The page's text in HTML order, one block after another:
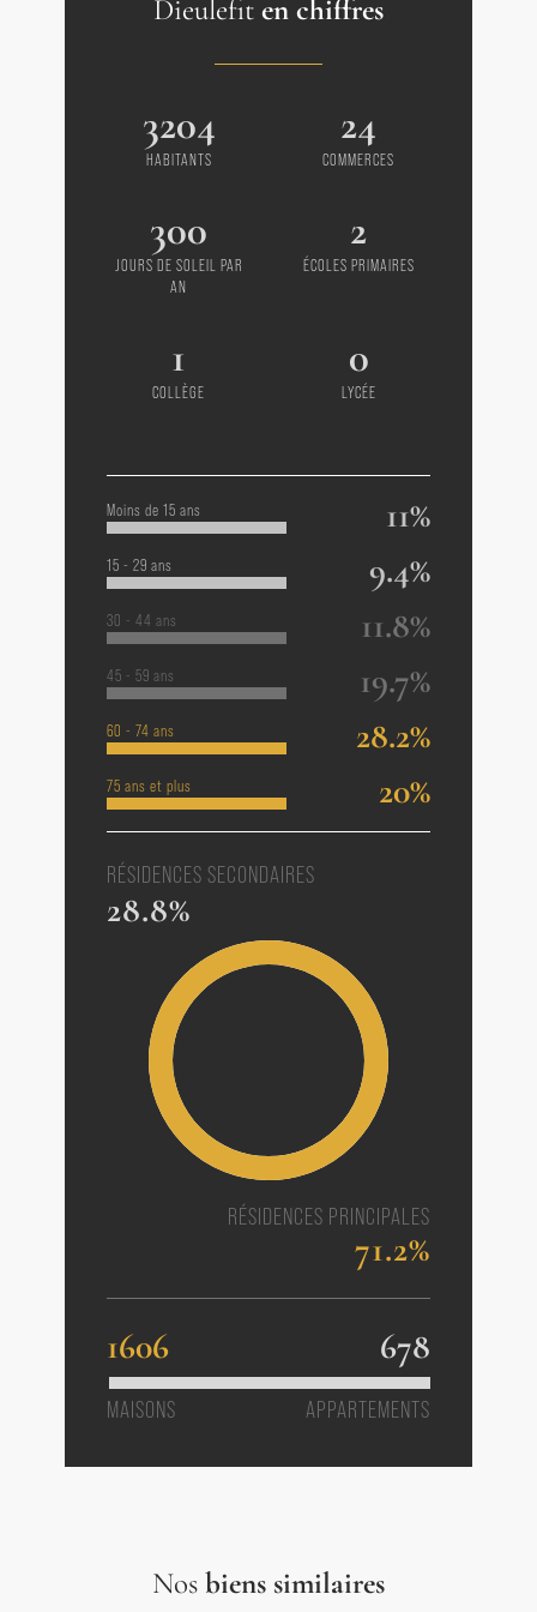
Immobilier de Charme Boschi Grignan
Dieulefit en chiffres
3204
HABITANTS
24
COMMERCES
300
JOURS DE SOLEIL PAR
AN
2
ÉCOLES PRIMAIRES
1
COLLÈGE
0
LYCÉE
Moins de 15 ans 11%
15 - 29 ans 9.4%
30 - 44 ans 11.8%
45 - 59 ans 19.7%
60 - 74 ans 28.2%
75 ans et plus 20%
RÉSIDENCES SECONDAIRES
28.8%
RÉSIDENCES PRINCIPALES
71.2%
1606 678
MAISONS APPARTEMENTS
Nos biens similaires